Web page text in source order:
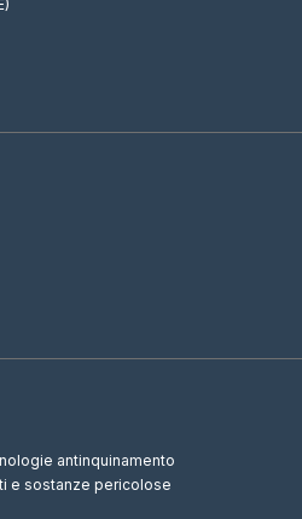
antinquinamento
e sostanze pericolose